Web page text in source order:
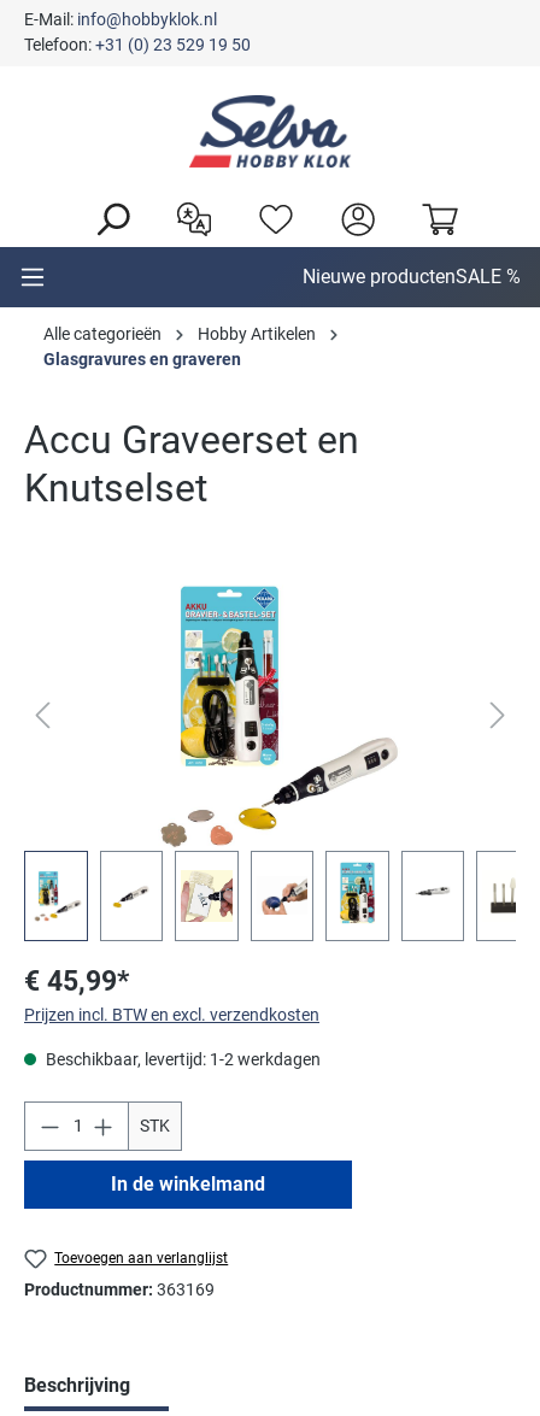
E-Mail: info@hobbyklok.nl
Telefoon:+31 (0) 23 529 19 50
Nieuwe productenSALE %
Alle categorieën
Hobby Artikelen
Glasgravures en graveren
Accu Graveerset en
Knutselset
Afbeeldingengalerij overslaan
€ 45,99*
Prijzen incl. BTW en excl. verzendkosten
Beschikbaar, levertijd: 1-2 werkdagen
STK
In de winkelmand
Toevoegen aan verlanglijst
Productnummer: 363169
Beschrijving